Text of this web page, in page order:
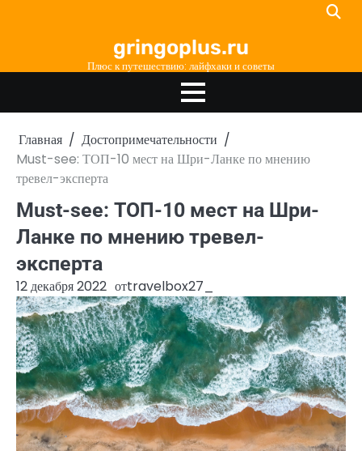
gringoplus.ru
Плюс к путешествию: лайфхаки и советы
Главная
Достопримечательности
Must-see: ТОП-10 мест на Шри-Ланке по мнению
тревел-эксперта
Must-see: ТОП-10 мест на Шри-
Ланке по мнению тревел-
эксперта
12 декабря 2022 отtravelbox27_